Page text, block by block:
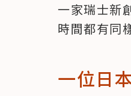
一家瑞士新
時間都有同
一位日